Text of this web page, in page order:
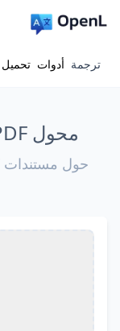
ترجمة أدوات تحميل
محول PDF إلى Markdown مجاني